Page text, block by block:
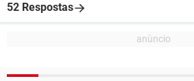
52 Respostas